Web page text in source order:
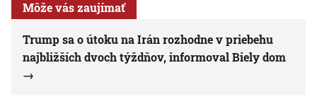
Môže vás zaujímať
Trump sa o útoku na Irán rozhodne v priebehu
najbližších dvoch týždňov, informoval Biely dom